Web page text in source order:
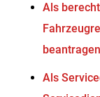
Als
beantragen
Als